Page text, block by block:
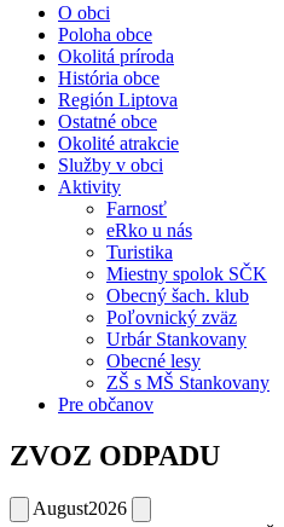
O obci
Poloha obce
Okolitá príroda
História obce
Región Liptova
Ostatné obce
Okolité atrakcie
Služby v obci
Aktivity
Farnosť
eRko u nás
Turistika
Miestny spolok SČK
Obecný šach. klub
Poľovnický zväz
Urbár Stankovany
Obecné lesy
ZŠ s MŠ Stankovany
Pre občanov
ZVOZ ODPADU
August2026